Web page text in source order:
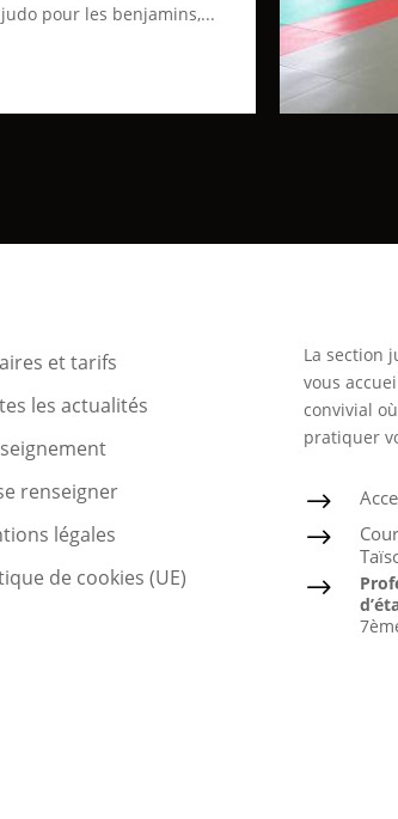
pour les benjamins,...
et tarifs
les actualités
renseigner
légales
de cookies (UE)
La section
vous
convivial
pratiquer
$
$
$